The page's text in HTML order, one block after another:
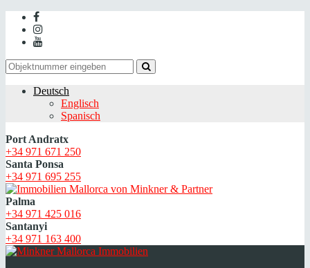
Deutsch
Englisch
Spanisch
Port Andratx
+34 971 671 250
Santa Ponsa
+34 971 695 255
Palma
+34 971 425 016
Santanyi
+34 971 163 400